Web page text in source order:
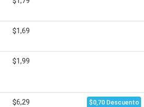
$1,69
$1,99
$6,29 $0,70 Descuento